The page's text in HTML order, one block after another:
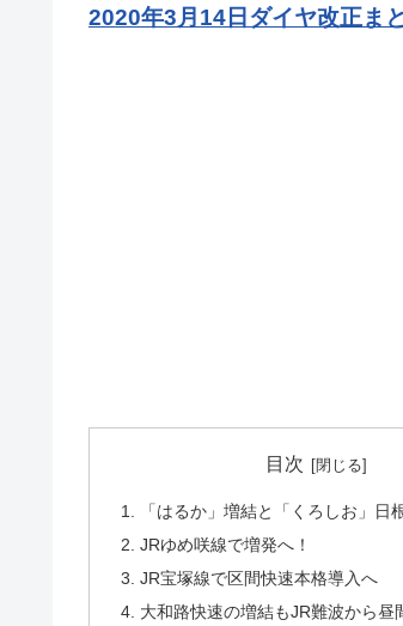
2020年3月14日ダイヤ改正ま
目次
1. 「はるか」増結と「くろしお」日
2. JRゆめ咲線で増発へ！
3. JR宝塚線で区間快速本格導入へ
4. 大和路快速の増結もJR難波から昼